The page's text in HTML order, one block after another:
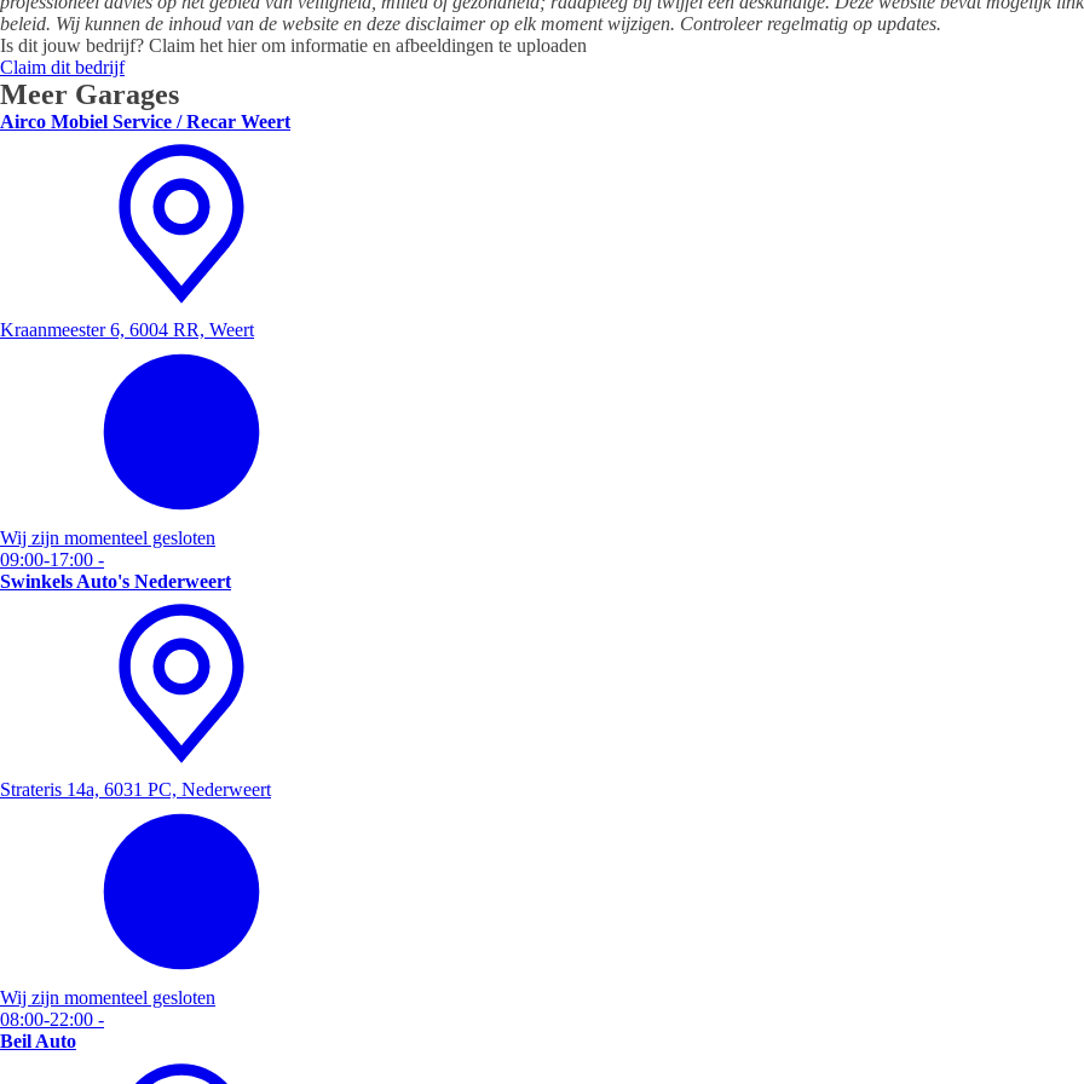
beleid. Wij kunnen de inhoud van de website en deze disclaimer op elk moment wijzigen. Controleer regelmatig op updates.
Is dit jouw bedrijf? Claim het hier om informatie en afbeeldingen te uploaden
Claim dit bedrijf
Meer Garages
Airco Mobiel Service / Recar Weert
Kraanmeester 6, 6004 RR, Weert
Wij zijn momenteel gesloten
09:00-17:00 -
Swinkels Auto's Nederweert
Strateris 14a, 6031 PC, Nederweert
Wij zijn momenteel gesloten
08:00-22:00 -
Beil Auto